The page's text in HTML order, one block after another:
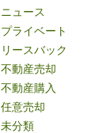
ニュース
プライベート
リースバック
不動産売却
不動産購入
任意売却
未分類